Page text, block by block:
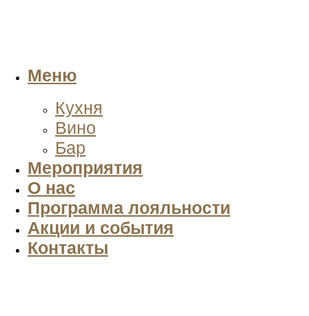
Меню
Кухня
Вино
Бар
Мероприятия
О нас
Программа лояльности
Акции и события
Контакты